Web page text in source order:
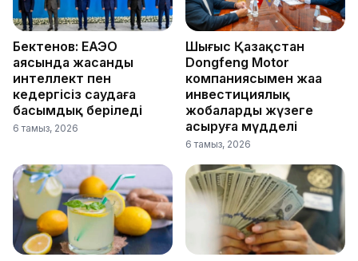
Бектенов: ЕАЭО
аясында жасанды
интеллект пен
кедергісіз саудаға
басымдық беріледі
6 тамыз, 2026
Шығыс Қазақстан
Dongfeng Motor
компаниясымен жаңа
инвестициялық
жобаларды жүзеге
асыруға мүдделі
6 тамыз, 2026